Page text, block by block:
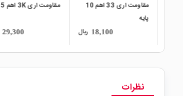
مقاومت اری 3K اهم 5 پایه
29,300 ریال
مقاومت اری 4.7K اهم
4,100
نظرات